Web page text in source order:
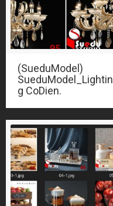
(SueduModel)
SueduModel_Lightin
g CoDien.